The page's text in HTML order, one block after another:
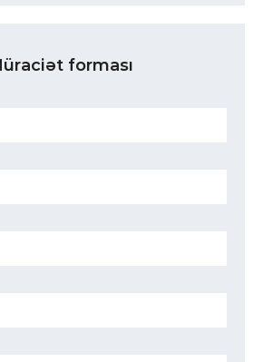
forması